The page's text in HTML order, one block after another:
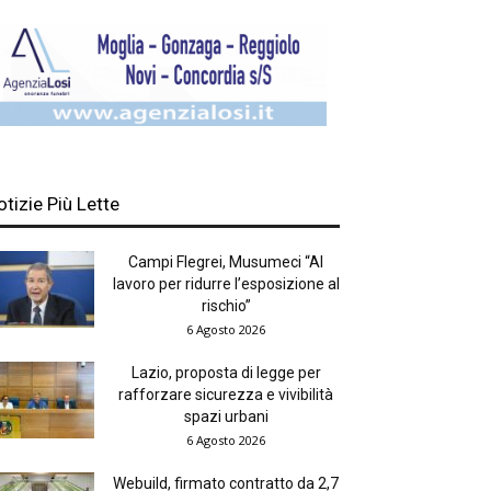
Più Lette
Campi Flegrei, Musumeci “Al
lavoro per ridurre l’esposizione al
rischio”
6 Agosto 2026
Lazio, proposta di legge per
rafforzare sicurezza e vivibilità
spazi urbani
6 Agosto 2026
Webuild, firmato contratto da 2,7